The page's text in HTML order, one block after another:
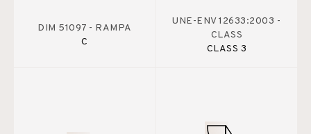
DIM 51097 - RAMPA
C
UNE-ENV 12633:2003 -
CLASS
CLASS 3